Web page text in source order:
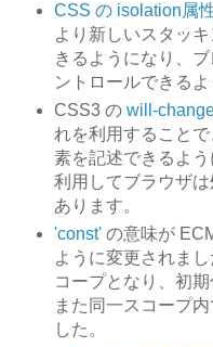
CSS の isolation属
より新しいスタッ
きるようになり、
ントロールできるよ
CSS3 の will-
れを利用すること
素を記述できるよ
利用してブラウザ
あります。
'const'の意味が
ように変更されま
コープとなり、初
また同一スコープ
した。